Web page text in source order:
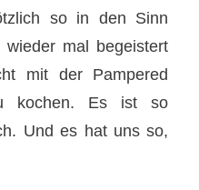
so in den Sinn
mal begeistert
mit der Pampered
kochen. Es ist so
Und es hat uns so,